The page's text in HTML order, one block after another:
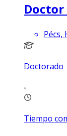
Doctor
Pécs,
Doctorado
Tiempo